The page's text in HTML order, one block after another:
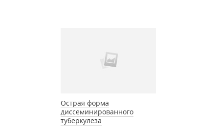
Острая форма
диссеминированного
туберкулеза